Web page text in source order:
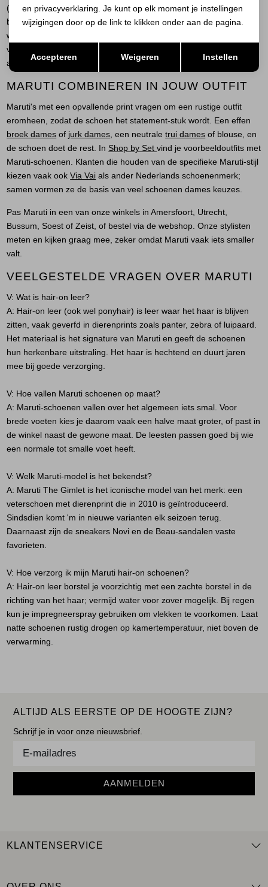
(vaak met dezelfde print-handtekening), enkellaarsjes en chelsea
boots voor de tussenseizoenen, en loafers en veterschoenen voor
wie iets nettere wilt. Ze worden allemaal gemaakt met aandacht
voor detail; van leftover-leer maken ze zelfs accessoires zoals
armbanden en kleine tassen.
MARUTI COMBINEREN IN JOUW OUTFIT
Maruti's met een opvallende print vragen om een rustige outfit
eromheen, zodat de schoen het statement-stuk wordt. Een effen
broek dames of jurk dames, een neutraletrui dames of blouse, en
de schoen doet de rest. In Shop by Setvind je voorbeeldoutfits met
Maruti-schoenen. Klanten die houden van de specifieke Maruti-stijl
kiezen vaak ookVia Vai als ander Nederlands schoenenmerk;
samen vormen ze de basis van veelschoenen dames keuzes.
Pas Maruti in een van onze winkels in Amersfoort, Utrecht,
Bussum, Soest of Zeist, of bestel via de webshop. Onze stylisten
meten en kijken graag mee, zeker omdat Maruti vaak iets smaller
valt.
VEELGESTELDE VRAGEN OVER MARUTI
V: Wat is hair-on leer?
A: Hair-on leer (ook wel ponyhair) is leer waar het haar is blijven
zitten, vaak geverfd in dierenprints zoals panter, zebra of luipaard.
Het materiaal is het signature van Maruti en geeft de schoenen
hun herkenbare uitstraling. Het haar is hechtend en duurt jaren
mee bij goede verzorging.
V: Hoe vallen Maruti schoenen op maat?
A: Maruti-schoenen vallen over het algemeen iets smal. Voor
brede voeten kies je daarom vaak een halve maat groter, of past in
de winkel naast de gewone maat. De leesten passen goed bij wie
een normale tot smalle voet heeft.
V: Welk Maruti-model is het bekendst?
A: Maruti The Gimlet is het iconische model van het merk: een
veterschoen met dierenprint die in 2010 is geïntroduceerd.
Sindsdien komt 'm in nieuwe varianten elk seizoen terug.
Daarnaast zijn de sneakers Novi en de Beau-sandalen vaste
favorieten.
V: Hoe verzorg ik mijn Maruti hair-on schoenen?
A: Hair-on leer borstel je voorzichtig met een zachte borstel in de
richting van het haar; vermijd water voor zover mogelijk. Bij regen
kun je impregneerspray gebruiken om vlekken te voorkomen. Laat
natte schoenen rustig drogen op kamertemperatuur, niet boven de
verwarming.
ALTIJD ALS EERSTE OP DE HOOGTE ZIJN?
Schrijf je in voor onze nieuwsbrief.
AANMELDEN
KLANTENSERVICE
en privacyverklaring. Je kunt op elk moment je instellingen
wijzigingen door op de link te klikken onder aan de pagina.
Accepteren Weigeren Instellen